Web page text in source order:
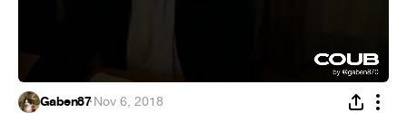
Gaben87·Nov 6, 2018